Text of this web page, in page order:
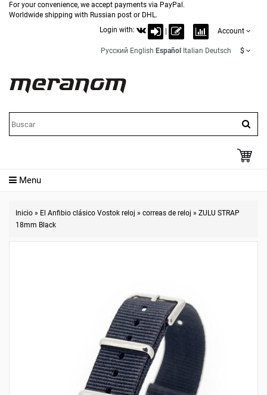
For your convenience, we accept payments via PayPal.
Worldwide shipping with Russian post or DHL.
Login with:
Account
Русский English Español Italian Deutsch $
Menu
Inicio » El Anfibio clásico Vostok reloj » correas de reloj » ZULU STRAP
18mm Black